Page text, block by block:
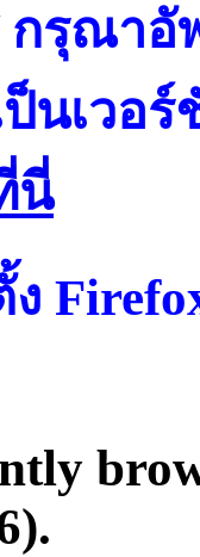
กรุณาอั
นเวอ
น